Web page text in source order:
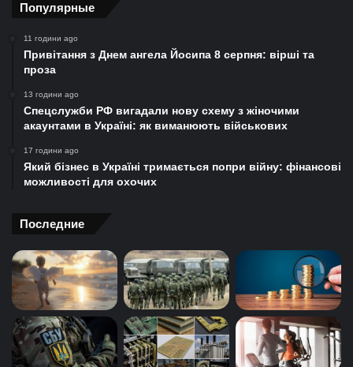
Популярные
11 години ago
Привітання з Днем ангела Йосипа 8 серпня: вірші та
проза
13 години ago
Спецслужби РФ вигадали нову схему з жіночими
акаунтами в Україні: як виманюють військових
17 години ago
Який бізнес в Україні тримається попри війну: фінансові
можливості для охочих
Последние